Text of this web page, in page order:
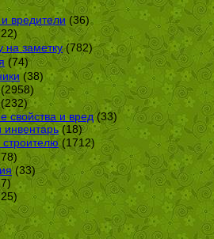
вредители (36)
на заметку(782)
(74)
(38)
свойства и вред(33)
(18)
(1712)
(33)